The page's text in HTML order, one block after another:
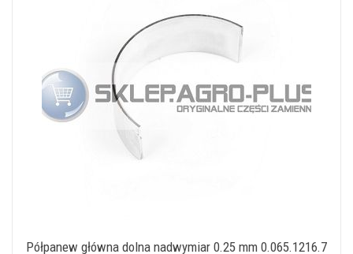
Półpanew główna dolna nadwymiar 0.25 mm 0.065.1216.7